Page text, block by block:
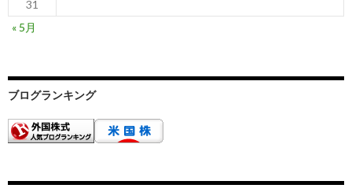
31
« 5月
ブログランキング